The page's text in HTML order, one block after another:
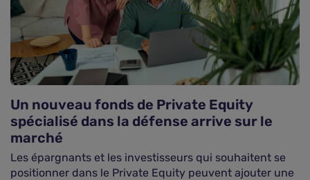
Un nouveau fonds de Private Equity
spécialisé dans la défense arrive sur le
marché
Les épargnants et les investisseurs qui souhaitent se
positionner dans le Private Equity peuvent ajouter une